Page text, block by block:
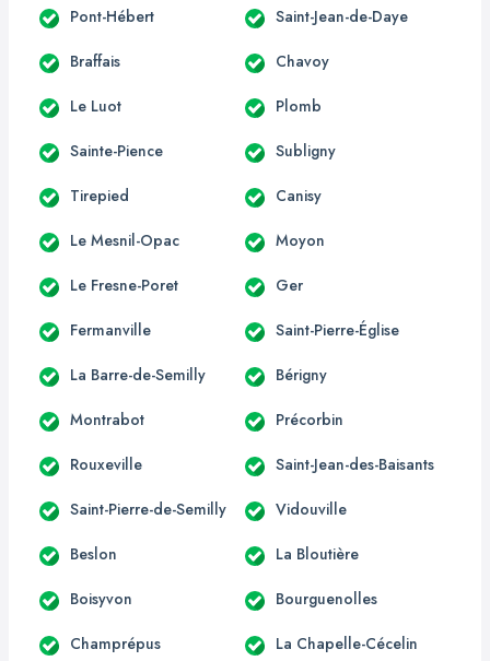
Pont-Hébert Saint-Jean-de-Daye
Braffais Chavoy
Le Luot Plomb
Sainte-Pience Subligny
Tirepied Canisy
Le Mesnil-Opac Moyon
Le Fresne-Poret Ger
Fermanville Saint-Pierre-Église
La Barre-de-Semilly Bérigny
Montrabot Précorbin
Rouxeville Saint-Jean-des-Baisants
Saint-Pierre-de-Semilly Vidouville
Beslon La Bloutière
Boisyvon Bourguenolles
Champrépus La Chapelle-Cécelin